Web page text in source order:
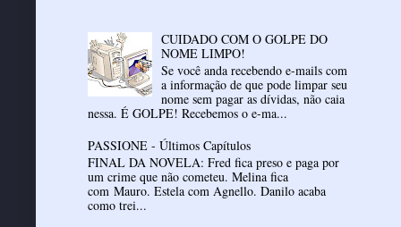
CUIDADO COM O GOLPE DO
NOME LIMPO!
Se você anda recebendo e-mails com
a informação de que pode limpar seu
nome sem pagar as dívidas, não caia
nessa. É GOLPE! Recebemos o e-ma...
PASSIONE - Últimos Capítulos
FINAL DA NOVELA: Fred fica preso e paga por
um crime que não cometeu. Melina fica
com Mauro. Estela com Agnello. Danilo acaba
como trei...